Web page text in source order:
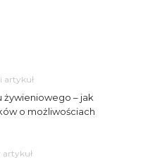
artykuł
żywieniowego – jak
o możliwościach
artykuł